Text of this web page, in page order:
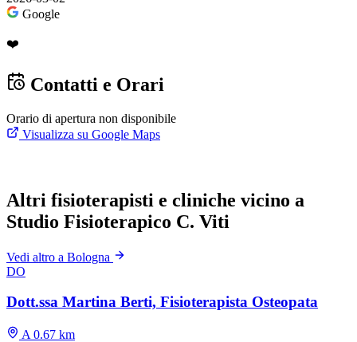
Google
❤️
Contatti e Orari
Orario di apertura non disponibile
Visualizza su Google Maps
Altri fisioterapisti e cliniche vicino a
Studio Fisioterapico C. Viti
Vedi altro a Bologna
DO
Dott.ssa Martina Berti, Fisioterapista Osteopata
A 0.67 km